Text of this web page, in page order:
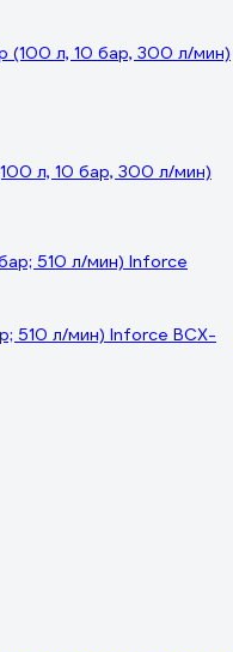
л, 10 бар, 300 л/мин)
510 л/мин) Inforce BCX-